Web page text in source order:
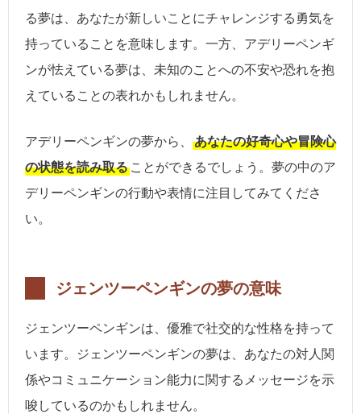
る夢は、あなたが新しいことにチャレンジする勇気を
持っていることを意味します。一方、アデリーペンギ
ンが怯えている夢は、未知のことへの不安や恐れを抱
えていることの表れかもしれません。
アデリーペンギンの夢から、
あなたの好奇心や冒険心
の状態を読み取る ことができるでしょう。夢の中のア
デリーペンギンの行動や表情に注目してみてくださ
い。
ジェンツーペンギンの夢の意味
ジェンツーペンギンは、優雅で社交的な性格を持って
います。ジェンツーペンギンの夢は、あなたの対人関
係やコミュニケーション能力に関するメッセージを示
唆しているのかもしれません。